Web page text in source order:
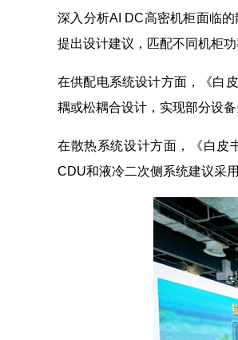
深入分析AI DC高密机柜面临
提出设计建议，匹配不同机柜
在供配电系统设计方面，《白
耦或松耦合设计，实现部分设
在散热系统设计方面，《白皮
CDU和液冷二次侧系统建议采